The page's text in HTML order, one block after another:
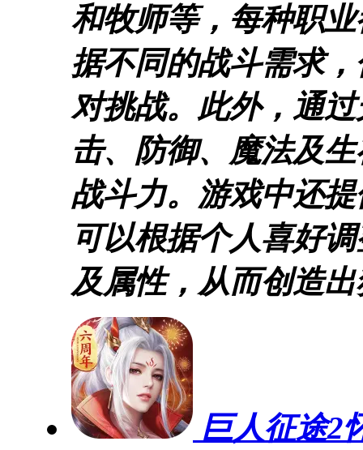
和牧师等，每种职
据不同的战斗需求
对挑战。此外，通
击、防御、魔法及
战斗力。游戏中还
可以根据个人喜好
及属性，从而创造
巨人征途2